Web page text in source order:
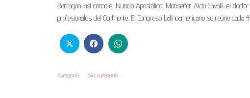
Barragán; así como el Nuncio Apostólico, Monseñor Aldo Cavalli; el
profesionales del Continente. El Congreso Latinoamericano se reúne
Categoría Sin categoría